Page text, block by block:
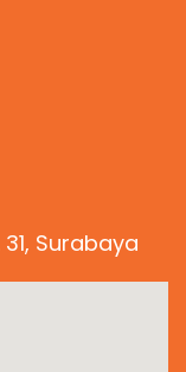
Surabaya